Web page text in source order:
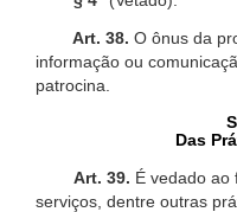
Art. 38. O ônus da
informação ou
patrocina.
Das
Art. 39. É vedado ao
serviços, dentre